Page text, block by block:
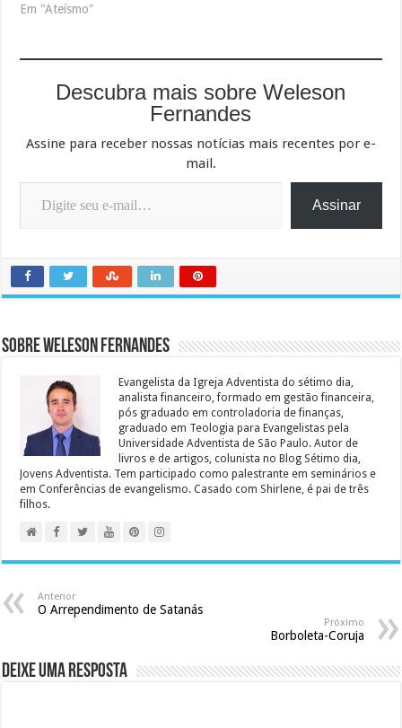
Em "Ateísmo"
Descubra mais sobre Weleson
Fernandes
Assine para receber nossas notícias mais recentes por e-
mail.
Digite seu e-mail…
Assinar
Sobre Weleson Fernandes
Evangelista da Igreja Adventista do sétimo dia,
analista financeiro, formado em gestão financeira,
pós graduado em controladoria de finanças,
graduado em Teologia para Evangelistas pela
Universidade Adventista de São Paulo. Autor de
livros e de artigos, colunista no Blog Sétimo dia,
Jovens Adventista. Tem participado como palestrante em seminários e
em Conferências de evangelismo. Casado com Shirlene, é pai de três
filhos.
Anterior
O Arrependimento de Satanás
Próximo
Borboleta-Coruja
Deixe uma resposta